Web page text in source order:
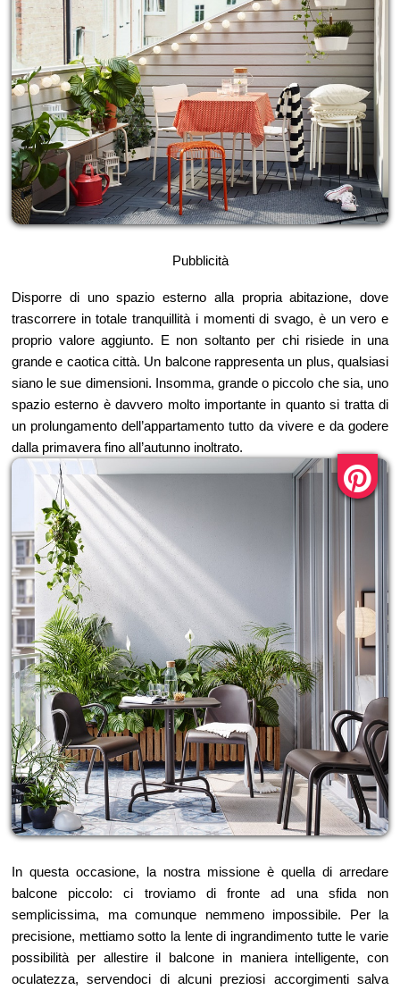
Pubblicità
Disporre di uno spazio esterno alla propria abitazione, dove
trascorrere in totale tranquillità i momenti di svago, è un vero e
proprio valore aggiunto. E non soltanto per chi risiede in una
grande e caotica città. Un balcone rappresenta un plus, qualsiasi
siano le sue dimensioni. Insomma, grande o piccolo che sia, uno
spazio esterno è davvero molto importante in quanto si tratta di
un prolungamento dell’appartamento tutto da vivere e da godere
dalla primavera fino all’autunno inoltrato.
In questa occasione, la nostra missione è quella di arredare
balcone piccolo: ci troviamo di fronte ad una sfida non
semplicissima, ma comunque nemmeno impossibile. Per la
precisione, mettiamo sotto la lente di ingrandimento tutte le varie
possibilità per allestire il balcone in maniera intelligente, con
oculatezza, servendoci di alcuni preziosi accorgimenti salva